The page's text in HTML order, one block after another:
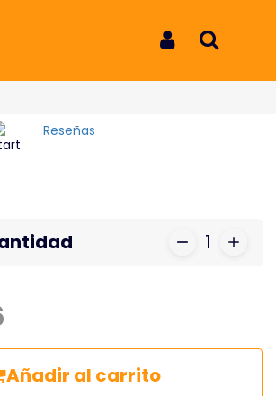
mascota
S
Reseñas
1
Añadir al carrito